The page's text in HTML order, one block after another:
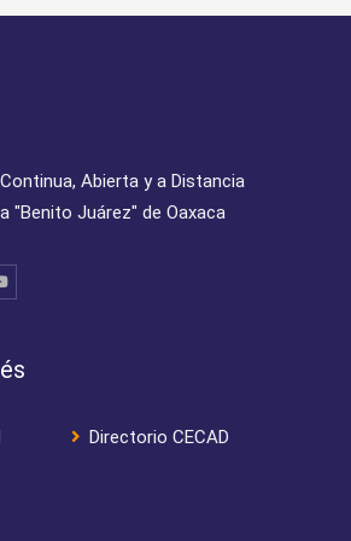
Abierta y a Distancia
"Benito Juárez" de Oaxaca
Directorio CECAD